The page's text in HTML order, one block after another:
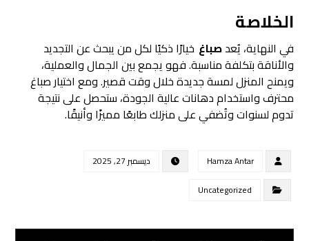
الخلاصة
في النهاية، يُعدصباغ خيارًا ذكيًا لكل من يبحث عن التجديد
والأناقة بتكلفة مناسبة. فهو يجمع بين الجمال والعملية،
ويمنح المنزل لمسة جديدة خلال وقت قصير. ومع اختيار صباغ
محترف واستخدام دهانات عالية الجودة، ستحصل على نتيجة
تدوم لسنوات وتُضفي على منزلك طابعًا مميزًا وأنيقًا.
Hamza Antar
ديسمبر 27, 2025
Uncategorized